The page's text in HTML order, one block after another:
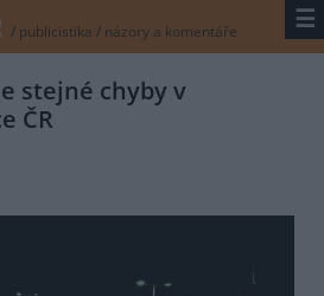
/ publicistika / názory a komentáře ☰
stejné chyby v
ČR